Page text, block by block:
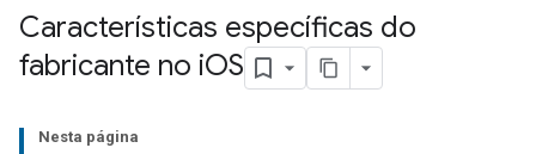
Características específicas do
fabricante no iOS
Nesta página